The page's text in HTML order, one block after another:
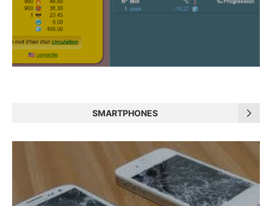
SMARTPHONES